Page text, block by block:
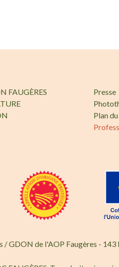
FAUGÈRES
Presse
Plan
GDON de l'AOP Faugères -